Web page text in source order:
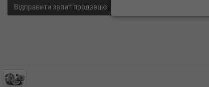
Відправити запит продавцю